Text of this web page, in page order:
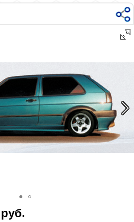
контакты:
м.ВДНХ
д9 к2с5
|Маршрут пешком
+7 985 364 2044
в соц сетях: